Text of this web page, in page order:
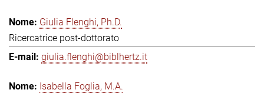
Giulia Flenghi, Ph.D.
Ricercatrice post-dottorato
giulia.flenghi@biblhertz.it
Isabella Foglia, M.A.